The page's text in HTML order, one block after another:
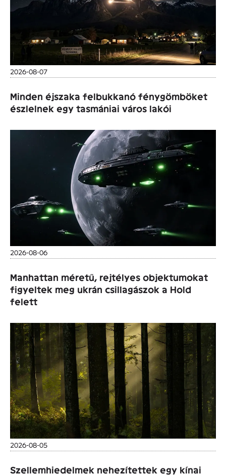
2026-08-07
Minden éjszaka felbukkanó fénygömböket
észlelnek egy tasmániai város lakói
2026-08-06
Manhattan méretű, rejtélyes objektumokat
figyeltek meg ukrán csillagászok a Hold
felett
2026-08-05
Szellemhiedelmek nehezítettek egy kínai